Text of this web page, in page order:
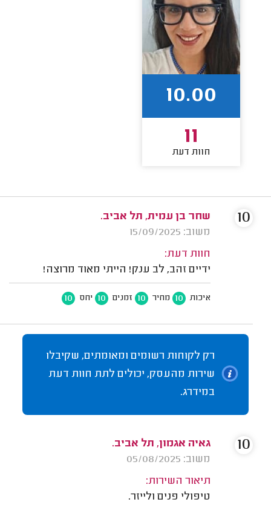
10.00
11
חוות דעת
שחר בן עמית, תל אביב.
משוב: 15/09/2025
חוות דעת:
ידיים זהב, לב ענק! הייתי מאוד מרוצה!
איכות 10 מחיר 10 זמנים 10 יחס 10
10
רק לקוחות רשומים ומאומתים, שקיבלו
שירות מהעסק, יכולים לתת חוות דעת
במידרג.
גאיה אגמון, תל אביב.
משוב: 05/08/2025
תיאור השירות:
טיפולי פנים ולייזר.
10